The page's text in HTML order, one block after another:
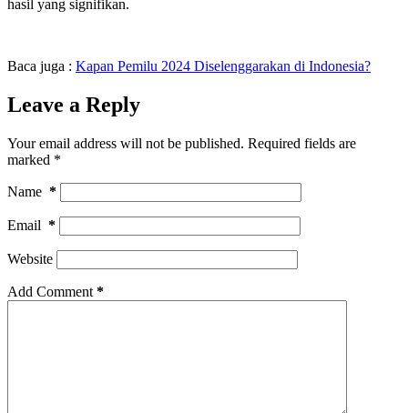
hasil yang signifikan.
Baca juga : Kapan Pemilu 2024 Diselenggarakan di Indonesia?
Leave a Reply
Your email address will not be published. Required fields are
marked *
Name *
Email *
Website
Add Comment *